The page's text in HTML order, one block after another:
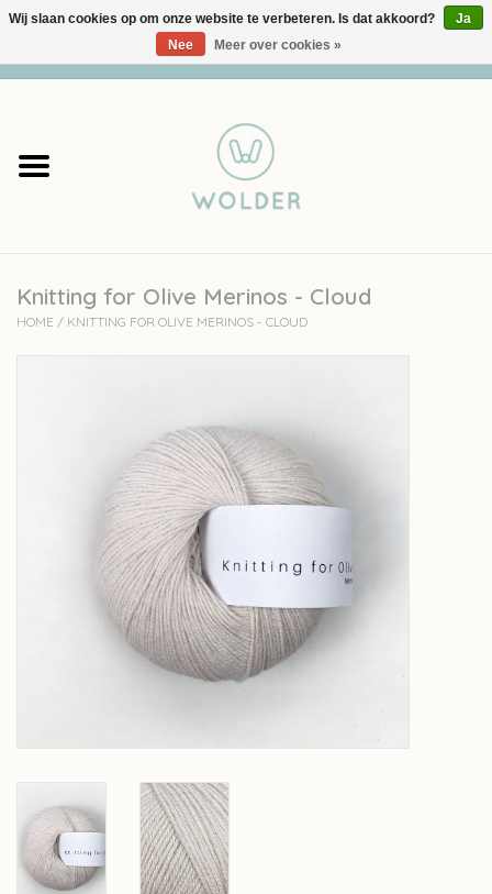
Garens
Accessoires
Knitting for Olive Merinos - Cloud
HOME / KNITTING FOR OLIVE MERINOS - CLOUD
Wij slaan cookies op om onze website te verbeteren. Is dat akkoord?
Ja
Nee
Meer over cookies »